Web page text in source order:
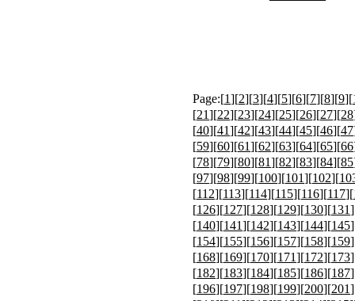
Page:[1][2][3][4][5][6][7][8][9][
[21][22][23][24][25][26][27][28
[40][41][42][43][44][45][46][47
[59][60][61][62][63][64][65][66
[78][79][80][81][82][83][84][85
[97][98][99][100][101][102][
[112][113][114][115][116][117][
[126][127][128][129][130][131
[140][141][142][143][144][145
[154][155][156][157][158][159
[168][169][170][171][172][173
[182][183][184][185][186][187
[196][197][198][199][200][201